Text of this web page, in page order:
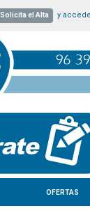
Solicita el Alta y
OFERTAS